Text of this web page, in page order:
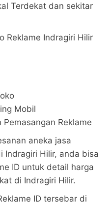
Terdekat dan sekitar
Reklame Indragiri Hilir
Mobil
Pemasangan Reklame
aneka jasa
Indragiri Hilir, anda bisa
ID untuk detail harga
di Indragiri Hilir.
ID tersebar di